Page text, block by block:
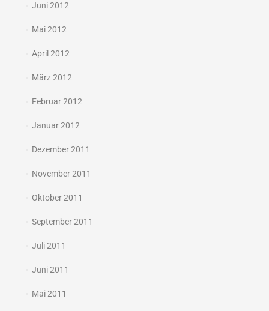
Juni 2012
Mai 2012
April 2012
März 2012
Februar 2012
Januar 2012
Dezember 2011
November 2011
Oktober 2011
September 2011
Juli 2011
Juni 2011
Mai 2011